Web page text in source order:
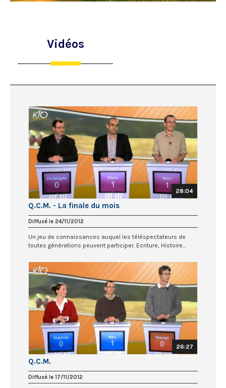
Vidéos
28:04
Q.C.M. - La finale du mois
Diffusé le 24/11/2012
Un jeu de connaissances auquel les téléspectateurs de
toutes générations peuvent participer. Ecriture, Histoire...
26:27
Q.C.M.
Diffusé le 17/11/2012